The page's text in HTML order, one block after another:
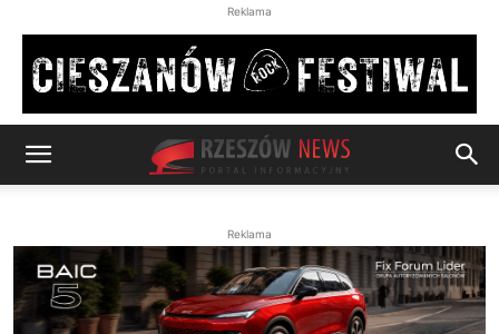
Reklama
Reklama